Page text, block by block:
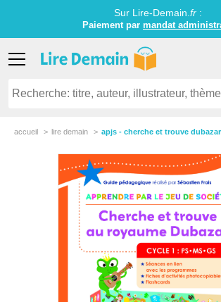
Sur Lire-Demain. fr:
Paiement par mandat
accueil lire demain apjs - cherche et trouve dubazar